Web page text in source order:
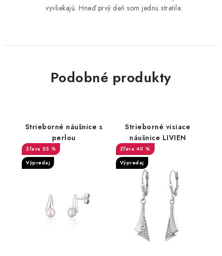
vyvliekajú. Hneď prvý deň som jednu stratila.
Podobné produkty
Strieborné náušnice s
perlou
25 %
Výpredaj
Strieborné visiace
náušnice LIVIEN
40 %
Výpredaj